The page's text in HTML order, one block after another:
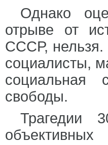
Однако
отрыве от
СССР, нельзя.
социалисты,
социальная
свободы.
Трагедии